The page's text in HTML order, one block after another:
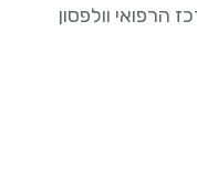
וולפסון